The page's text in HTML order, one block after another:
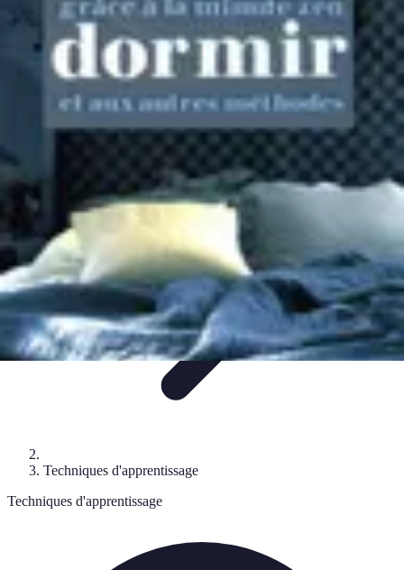
Apprendre Rubik Cube
Astuces et conseils
d'apprentissage
Méthodes d'apprentissageTechniques
Apprendre Rubik Cube
Techniques d'apprentissage
Techniques d'apprentissage